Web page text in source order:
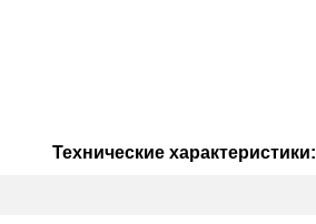
Технические характеристики: